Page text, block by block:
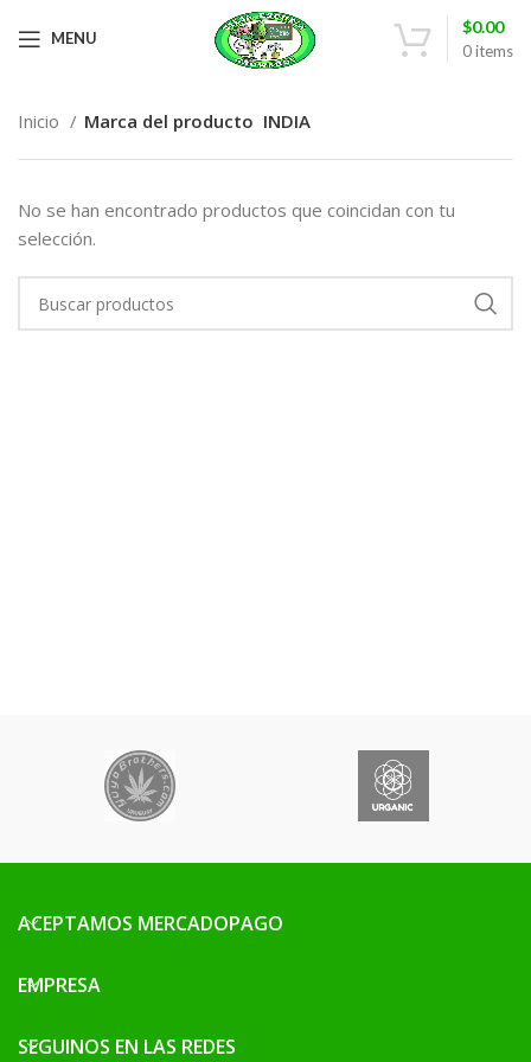
MENU
0items
$0.00
Inicio Marca del producto INDIA
No se han encontrado productos que coincidan con tu
selección.
ACEPTAMOS MERCADOPAGO
EMPRESA
SEGUINOS EN LAS REDES